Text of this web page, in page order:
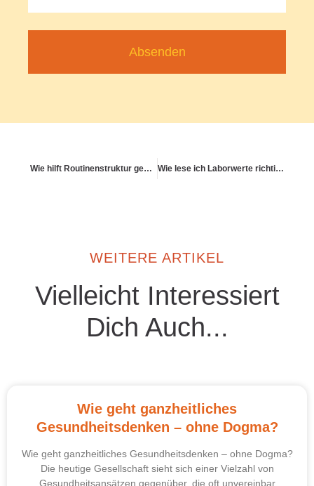
Absenden
Wie hilft Routinenstruktur gegen Chaos im Kopf? Wie lese ich Laborwerte richtig?
WEITERE ARTIKEL
Vielleicht Interessiert
Dich Auch...
Wie geht ganzheitliches
Gesundheitsdenken – ohne Dogma?
Wie geht ganzheitliches Gesundheitsdenken – ohne Dogma?
Die heutige Gesellschaft sieht sich einer Vielzahl von
Gesundheitsansätzen gegenüber, die oft unvereinbar